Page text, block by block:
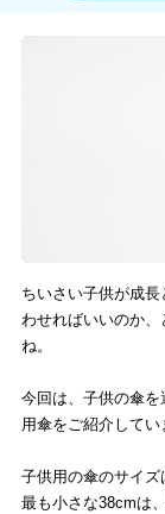
ちいさい子供が成
わせればいいのか
ね。
今回は、子供の傘
用傘をご紹介してい
子供用の傘のサイズ
最も小さな38cmは